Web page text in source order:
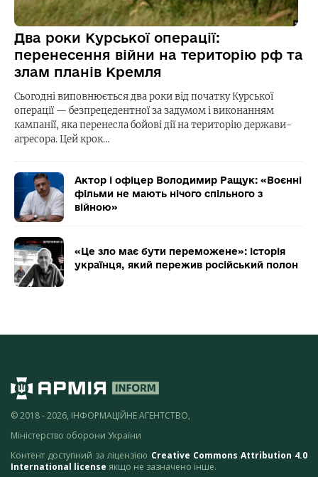
Два роки Курської операції:
перенесення війни на територію рф та
злам планів Кремля
Сьогодні виповнюється два роки від початку Курської
операції — безпрецедентної за задумом і виконанням
кампанії, яка перенесла бойові дії на територію держави-
агресора. Цей крок…
Актор і офіцер Володимир Ращук: «Воєнні
фільми не мають нічого спільного з
війною»
«Це зло має бути переможене»: історія
українця, який пережив російський полон
© 2018 - 2026, ІНФОРМАЦІЙНЕ АГЕНТСТВО,
Міністерство оборони України
Контент доступний за ліцензією Creative Commons Attribution 4.0
International license якщо не зазначено інше.